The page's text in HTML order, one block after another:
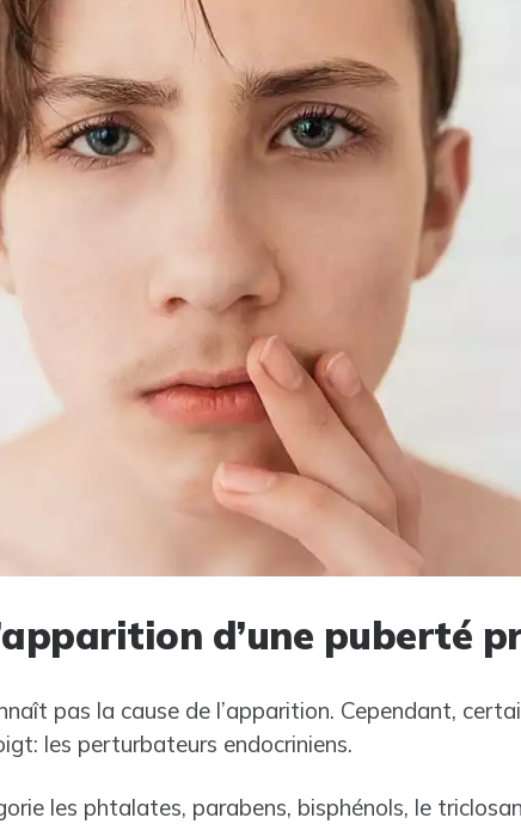
d’une puberté
pas la cause de l’apparition. Cependant,
les perturbateurs endocriniens.
les phtalates, parabens, bisphénols, le